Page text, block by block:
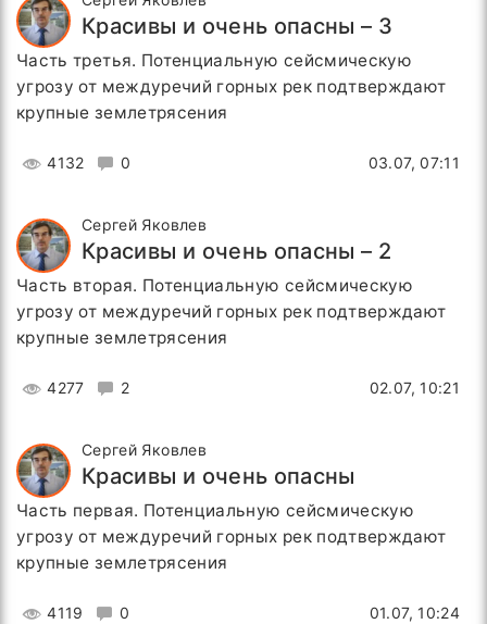
Красивы и очень опасны – 3
Часть третья. Потенциальную сейсмическую
угрозу от междуречий горных рек подтверждают
крупные землетрясения
4132 0 03.07, 07:11
Сергей Яковлев
Красивы и очень опасны – 2
Часть вторая. Потенциальную сейсмическую
угрозу от междуречий горных рек подтверждают
крупные землетрясения
4277 2 02.07, 10:21
Сергей Яковлев
Красивы и очень опасны
Часть первая. Потенциальную сейсмическую
угрозу от междуречий горных рек подтверждают
крупные землетрясения
4119 0 01.07, 10:24